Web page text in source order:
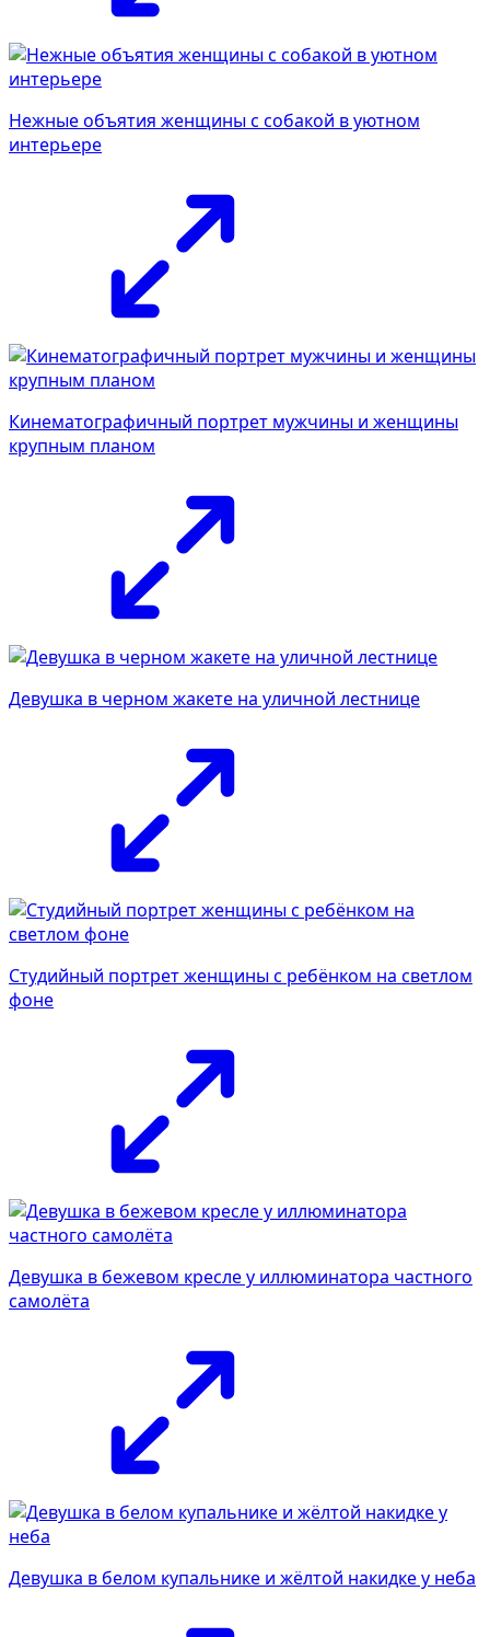
Нежные объятия женщины с собакой в уютном
интерьере
Кинематографичный портрет мужчины и женщины
крупным планом
Девушка в черном жакете на уличной лестнице
Студийный портрет женщины с ребёнком на светлом
фоне
Девушка в бежевом кресле у иллюминатора частного
самолёта
Девушка в белом купальнике и жёлтой накидке у неба